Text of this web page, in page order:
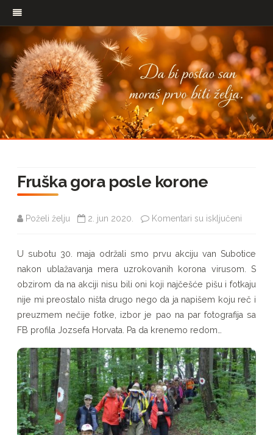
sadržaj
Fruška gora posle korone
Poželi želju 2. jun 2020. Komentari su isključeni
posle
korone
U subotu 30. maja održali smo prvu akciju van Subotice
nakon ublažavanja mera uzrokovanih korona virusom. S
obzirom da na akciji nisu bili oni koji najčešće pišu i fotkaju
nije mi preostalo ništa drugo nego da ja napišem koju reč i
preuzmem nečije fotke, izbor je pao na par fotografija sa
FB profila Jozsefa Horvata. Pa da krenemo redom…